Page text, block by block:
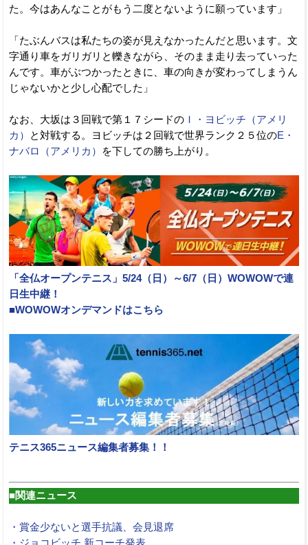
た。今はあんなことがもう二度とないように願っています」
「たぶんバスは私たちの姿が見えなかったんだと思います。文
字通り車をガリガリと轢きながら、そのまま走り去っていった
んです。車がぶつかったときに、車の向きが変わってしまうん
じゃないかと少し心配でした」
なお、大坂は３回戦で第１７シードの Ｉ・ヨビッチ（アメリ
カ）
と対戦する。ヨビッチは２回戦で世界ランク２５位のE・
ナバロ（アメリカ）
を下しての勝ち上がり。
「全仏オープンテニス」5/24（日）～6/7（日）WOWOWで連
日生中継！
■WOWOWオンデマンドはこちら
テニス365ニュース編集者募集！！
■関連ニュース
・賞金少ないと選手抗議、会見退席